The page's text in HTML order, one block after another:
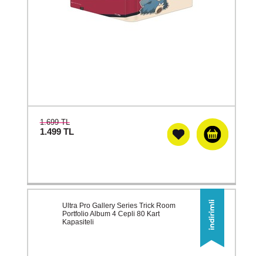
1.699 TL
1.499 TL
Ultra Pro Gallery Series Trick Room
Portfolio Album 4 Cepli 80 Kart
Kapasiteli